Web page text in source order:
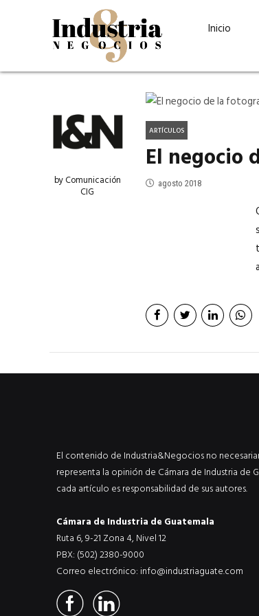
Inicio
EN PORTADA julio 2026
“La
el
EN
by Comunicación
CIG
ARTÍCULOS
El negocio
agosto 2018
El contenido de Industria&Negocios no
representa la opinión de Cámara de Industria de
cada artículo es responsabilidad de sus autores.
Cámara de Industria de Guatemala
Ruta 6, 9-21 Zona 4, Nivel 12
PBX: (502) 2380-9000
Correo electrónico: info@industriaguate.com